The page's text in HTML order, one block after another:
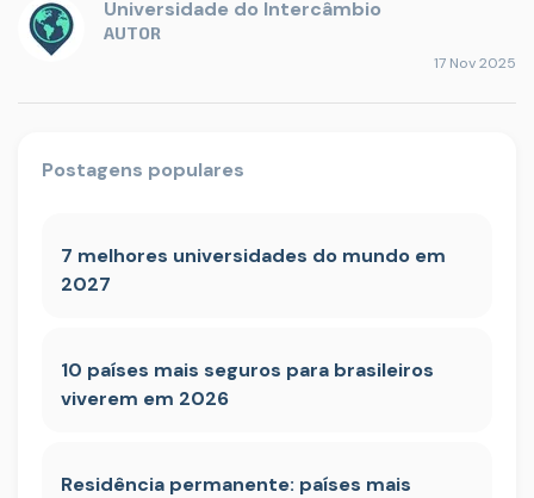
Universidade do Intercâmbio
AUTOR
17 Nov 2025
Postagens populares
7 melhores universidades do mundo em
2027
10 países mais seguros para brasileiros
viverem em 2026
Residência permanente: países mais